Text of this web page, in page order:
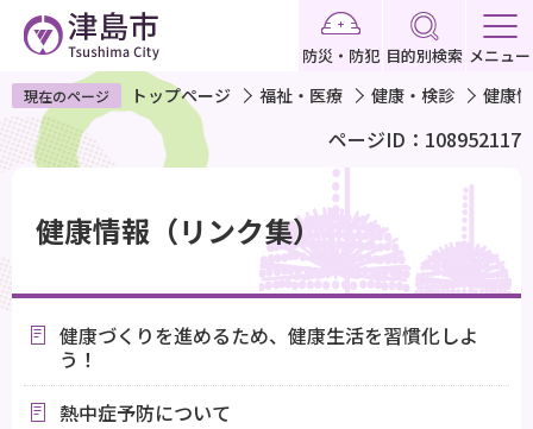
ペ
ー
ジ
で
す
防災・防犯 目的別検索 メニュー
現在のページ トップページ 福祉・医療 健康・検診 健康
ページID：108952117
健康情報（リンク集）
健康づくりを進めるため、健康生活を習慣化しよ
う！
熱中症予防について